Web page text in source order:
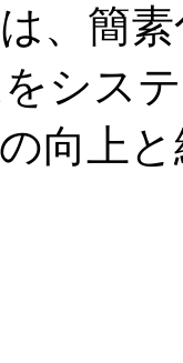
は、簡
シス
向上